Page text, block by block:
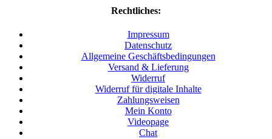
Rechtliches:
Impressum
Datenschutz
Allgemeine Geschäftsbedingungen
Versand & Lieferung
Widerruf
Widerruf für digitale Inhalte
Zahlungsweisen
Mein Konto
Videopage
Chat